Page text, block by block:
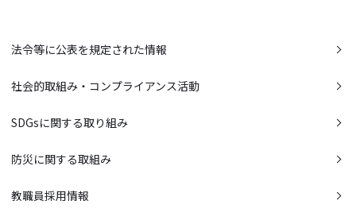
法令等に公表を規定された情報
社会的取組み・コンプライアンス活動
SDGsに関する取り組み
防災に関する取組み
教職員採用情報